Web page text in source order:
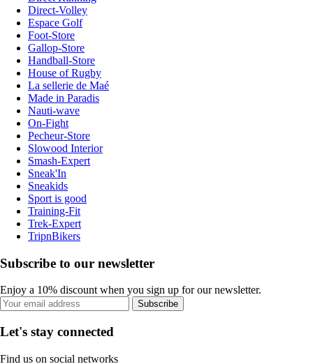
Direct-Volley
Espace Golf
Foot-Store
Gallop-Store
Handball-Store
House of Rugby
La sellerie de Maé
Made in Paradis
Nauti-wave
On-Fight
Pecheur-Store
Slowood Interior
Smash-Expert
Sneak'In
Sneakids
Sport is good
Training-Fit
Trek-Expert
TripnBikers
Subscribe to our newsletter
Enjoy a 10% discount when you sign up for our newsletter.
Subscribe
Let's stay connected
Find us on social networks